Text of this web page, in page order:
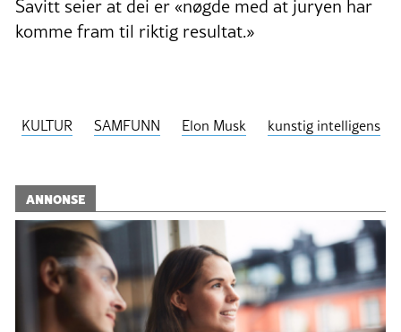
Savitt seier at dei er «nøgde med at juryen har
komme fram til riktig resultat.»
KULTUR SAMFUNN Elon Musk kunstig intelligens
ANNONSE